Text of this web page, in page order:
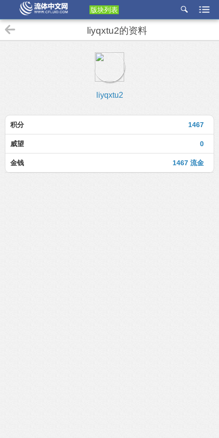
版块列表
etu
liyqxtu2的资料
liyqxtu2
1467
积分
0
威望
1467 流金
金钱